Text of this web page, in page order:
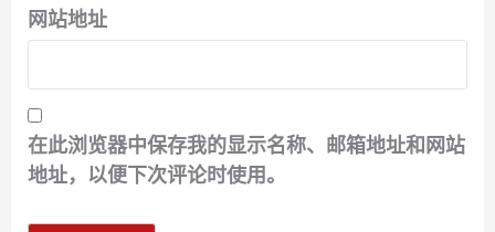
网站地址
在此浏览器中保存我的显示名称、邮箱地址和网站
地址，以便下次评论时使用。